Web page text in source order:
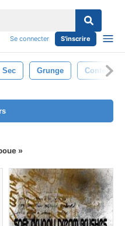
Se connecter S'inscrire
Sec Grunge Contexte